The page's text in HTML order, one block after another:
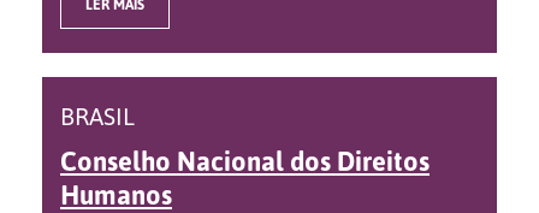
LER MAIS
BRASIL
Conselho Nacional dos Direitos
Humanos